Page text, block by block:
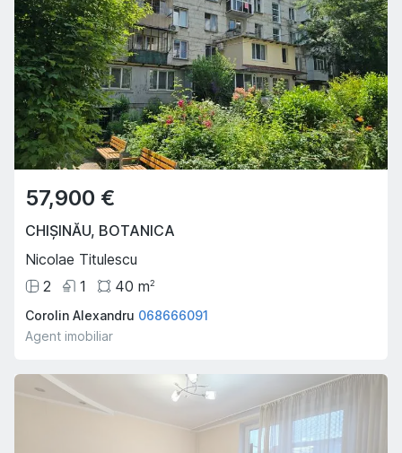
57,900 €
CHIȘINĂU, BOTANICA
Nicolae Titulescu
2
1 40 m2
Corolin Alexandru 068666091
Agent imobiliar